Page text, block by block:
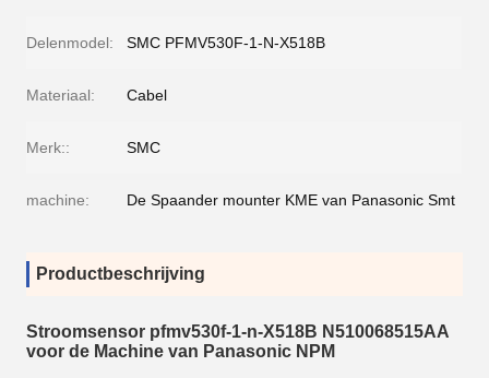
Delenmodel: SMC PFMV530F-1-N-X518B
Materiaal: Cabel
Merk:: SMC
machine: De Spaander mounter KME van Panasonic Smt
Productbeschrijving
Stroomsensor pfmv530f-1-n-X518B N510068515AA
voor de Machine van Panasonic NPM